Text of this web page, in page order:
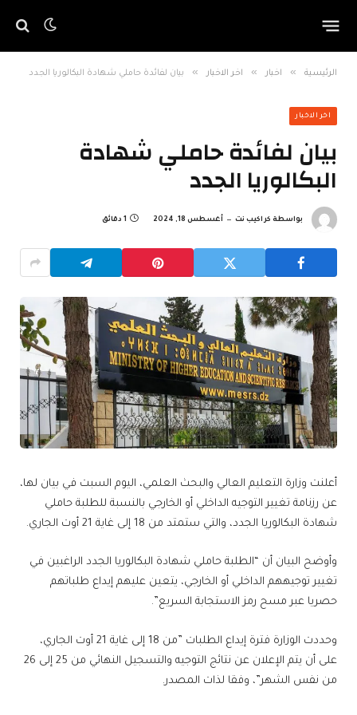
الرئيسية » اخبار » اخر الاخبار » بيان لفائدة حاملي شهادة البكالوريا الجدد
اخر الاخبار
بيان لفائدة حاملي شهادة
البكالوريا الجدد
بواسطة كراكيب نت أغسطس 18, 2024 1 دقائق
أعلنت وزارة التعليم العالي والبحث العلمي، اليوم السبت في بيان لها،
عن رزنامة تغيير التوجيه الداخلي أو الخارجي بالنسبة للطلبة حاملي
شهادة البكالوريا الجدد، والتي ستمتد من 18 إلى غاية 21 أوت الجاري.
وأوضح البيان أن “الطلبة حاملي شهادة البكالوريا الجدد الراغبين في
تغيير توجيههم الداخلي أو الخارجي، يتعين عليهم إيداع طلباتهم
حصريا عبر مسح رمز الاستجابة السريع”.
وحددت الوزارة فترة إيداع الطلبات ”من 18 إلى غاية 21 أوت الجاري،
على أن يتم الإعلان عن نتائج التوجيه والتسجيل النهائي من 25 إلى 26
من نفس الشهر”، وفقا لذات المصدر.